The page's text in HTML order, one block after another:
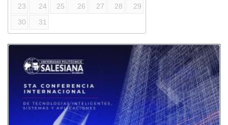
23
24 25 26 27 28
29
30
31